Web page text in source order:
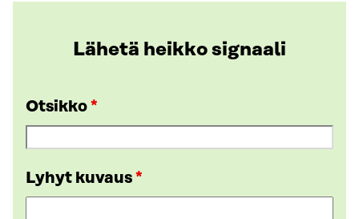
Lähetä heikko signaali
Otsikko*
Lyhyt kuvaus*